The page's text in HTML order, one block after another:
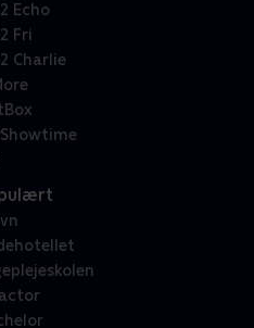
Echo
Fri
Charlie